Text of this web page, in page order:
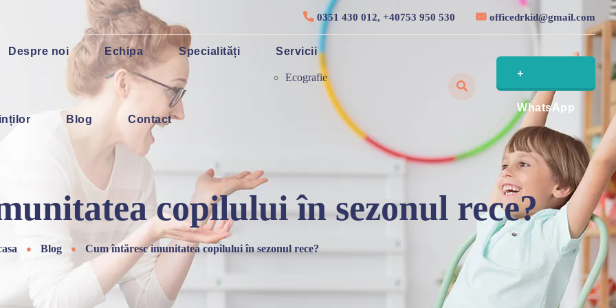
0351 430 012, +40753 950 530 officedrkid@gmail.com
Despre noi Echipa Specialități Servicii
Ecografie
Blog Contact
+
WhatsApp
copilului în sezonul rece?
Blog Cum întăresc imunitatea copilului în sezonul rece?